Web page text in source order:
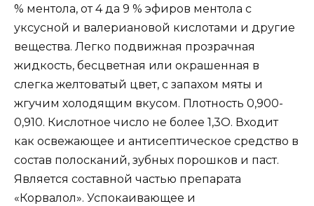
% ментола, от 4 да 9 % эфиров ментола с
уксусной и валериановой кислотами и другие
вещества. Легко подвижная прозрачная
жидкость, бесцветная или окрашенная в
слегка желтоватый цвет, с запахом мяты и
жгучим холодящим вкусом. Плотность 0,900-
0,910. Кислотное число не более 1,3О. Входит
как освежающее и антисептическое средство в
состав полосканий, зубных порошков и паст.
Является составной частью препарата
«Корвалол». Успокаивающее и